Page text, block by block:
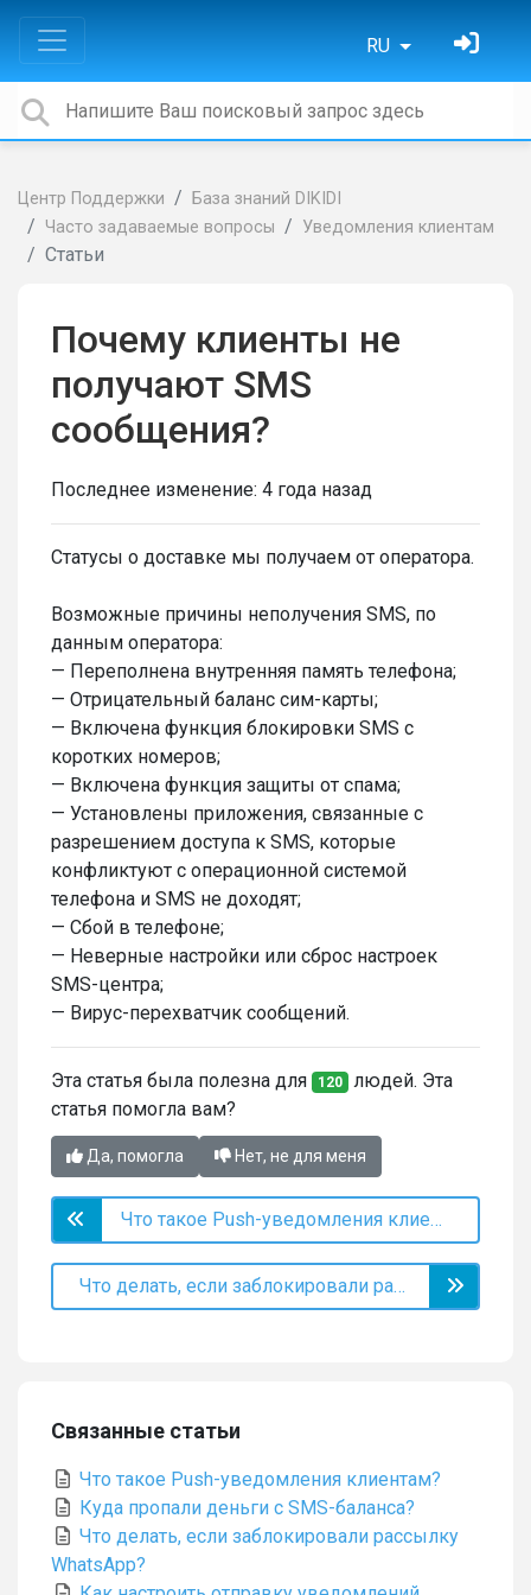
RU
Центр Поддержки
База знаний DIKIDI
Часто задаваемые вопросы
Уведомления клиентам
Статьи
Почему клиенты не
получают SMS
сообщения?
Последнее изменение: 4 года назад
Статусы о доставке мы получаем от оператора.
Возможные причины неполучения SMS, по
данным оператора:
— Переполнена внутренняя память телефона;
— Отрицательный баланс сим-карты;
— Включена функция блокировки SMS с
коротких номеров;
— Включена функция защиты от спама;
— Установлены приложения, связанные с
разрешением доступа к SMS, которые
конфликтуют с операционной системой
телефона и SMS не доходят;
— Сбой в телефоне;
— Неверные настройки или сброс настроек
SMS-центра;
— Вирус-перехватчик сообщений.
Эта статья была полезна для 120 людей. Эта
статья помогла вам?
Да, помогла Нет, не для меня
Что такое Push-уведомления клиентам?
Что делать, если заблокировали рассылку WhatsApp?
Связанные статьи
Что такое Push-уведомления клиентам?
Куда пропали деньги с SMS-баланса?
Что делать, если заблокировали рассылку
WhatsApp?